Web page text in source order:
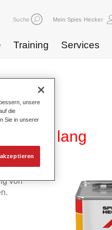
Suche Mein Spies Hecker
Training Services
3230 lang
von
unsere
die
Sie in unserer